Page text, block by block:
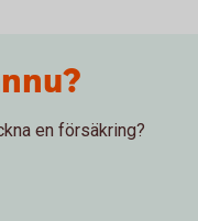
en försäkring?